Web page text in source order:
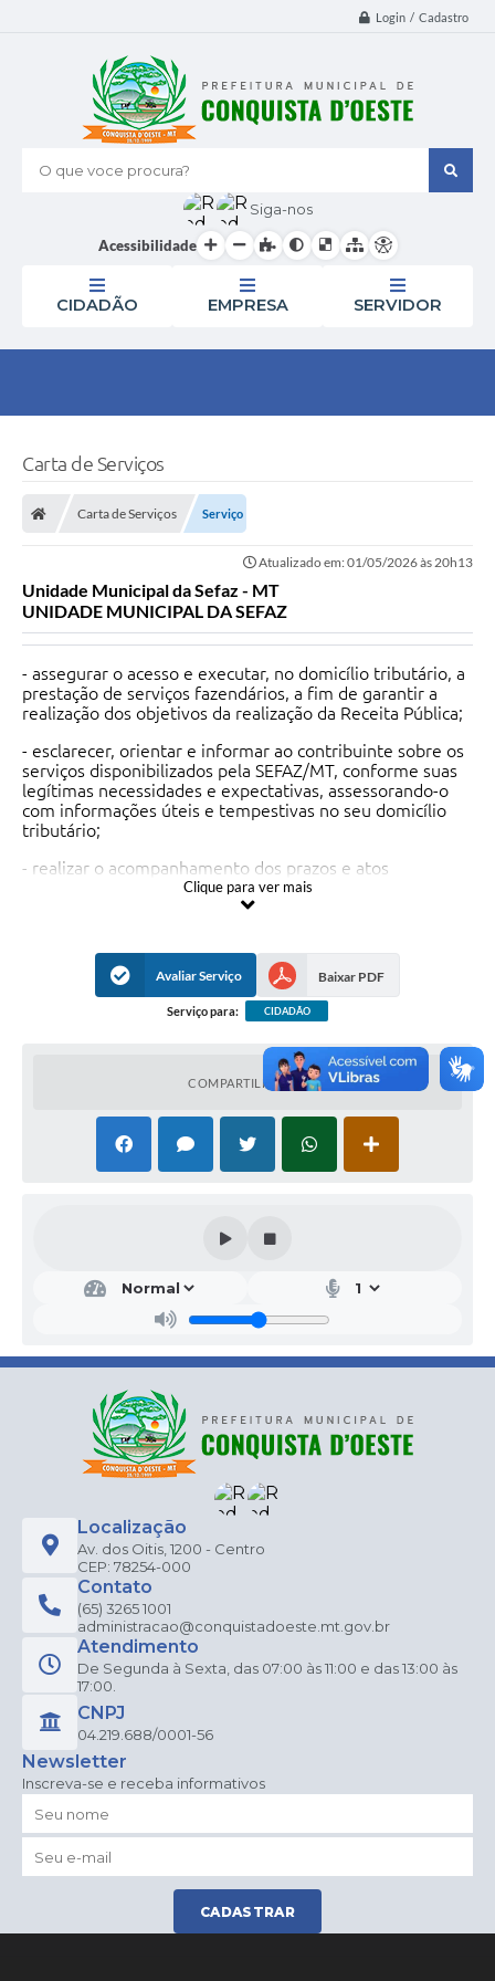
Login / Cadastro
O que voce procura?
Siga-nos
Acessibilidade
CIDADÃO EMPRESA SERVIDOR
Carta de Serviços
Carta de Serviços Serviço
Atualizado em: 01/05/2026 às 20h13
Unidade Municipal da Sefaz - MT
UNIDADE MUNICIPAL DA SEFAZ
- assegurar o acesso e executar, no domicílio tributário, a
prestação de serviços fazendários, a fim de garantir a
realização dos objetivos da realização da Receita Pública;
- esclarecer, orientar e informar ao contribuinte sobre os
serviços disponibilizados pela SEFAZ/MT, conforme suas
legítimas necessidades e expectativas, assessorando-o
com informações úteis e tempestivas no seu domicílio
tributário;
- realizar o acompanhamento dos prazos e atos
procedimentais referentes às solicitações ingressadas na
sua área de atuação, relatando inconformidades e
(65) 3265-1186
uscsefaz.conquista@hotmail.com
Clique para ver mais
Avaliar Serviço Baixar PDF
Serviço para: CIDADÃO
COMPARTILHAR
Localização
Av. dos Oitis, 1200 - Centro
CEP: 78254-000
Contato
(65) 3265 1001
administracao@conquistadoeste.mt.gov.br
Atendimento
De Segunda à Sexta, das 07:00 às 11:00 e das 13:00 às
17:00.
CNPJ
04.219.688/0001-56
Newsletter
Inscreva-se e receba informativos
CADASTRAR